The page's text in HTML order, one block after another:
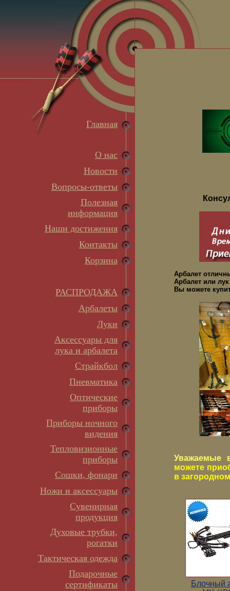
Главная
О нас
Новости
Вопросы-ответы
Полезная
информация
Наши достижения
Контакты
Корзина
РАСПРОДАЖА
Арбалеты
Луки
Аксессуары для
лука и арбалета
Страйкбол
Пневматика
Оптические
приборы
Приборы ночного
видения
Тепловизионные
приборы
Сошки, фонари
Ножи и аксессуары
Сувенирная
продукция
Духовые трубки,
рогатки
Тактическая одежда
Подарочные
сертификаты
Арбалет
Арбалет или
Вы можете
Уважаемые
можете
в
Блочный